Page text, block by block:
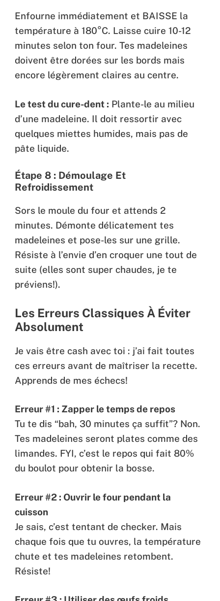
Enfourne immédiatement et BAISSE la
température à 180°C. Laisse cuire 10-12
minutes selon ton four. Tes madeleines
doivent être dorées sur les bords mais
encore légèrement claires au centre.
Le test du cure-dent : Plante-le au milieu
d’une madeleine. Il doit ressortir avec
quelques miettes humides, mais pas de
pâte liquide.
Étape 8 : Démoulage Et
Refroidissement
Sors le moule du four et attends 2
minutes. Démonte délicatement tes
madeleines et pose-les sur une grille.
Résiste à l’envie d’en croquer une tout de
suite (elles sont super chaudes, je te
préviens!).
Les Erreurs Classiques À Éviter
Absolument
Je vais être cash avec toi : j’ai fait toutes
ces erreurs avant de maîtriser la recette.
Apprends de mes échecs!
Erreur #1 : Zapper le temps de repos
Tu te dis “bah, 30 minutes ça suffit”? Non.
Tes madeleines seront plates comme des
limandes. FYI, c’est le repos qui fait 80%
du boulot pour obtenir la bosse.
Erreur #2 : Ouvrir le four pendant la
cuisson
Je sais, c’est tentant de checker. Mais
chaque fois que tu ouvres, la température
chute et tes madeleines retombent.
Résiste!